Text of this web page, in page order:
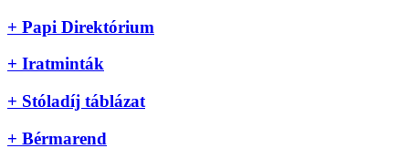
+ Papi Direktórium
+ Iratminták
+ Stóladíj táblázat
+ Bérmarend